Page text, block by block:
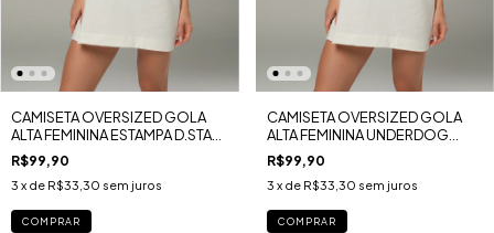
CAMISETA OVERSIZED GOLA
ALTA FEMININA ESTAMPA D.STAR
U.K MALHA GOLD
R$99,90
3 x de R$33,30 sem juros
COMPRAR
CAMISETA OVERSIZED GOLA
ALTA FEMININA UNDERDOG
MALHA GOLD
R$99,90
3 x de R$33,30 sem juros
COMPRAR